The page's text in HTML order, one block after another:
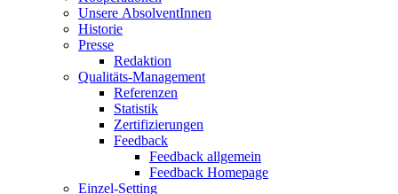
Unsere AbsolventInnen
Historie
Presse
Redaktion
Qualitäts-Management
Referenzen
Statistik
Zertifizierungen
Feedback
Feedback allgemein
Feedback Homepage
Einzel-Setting